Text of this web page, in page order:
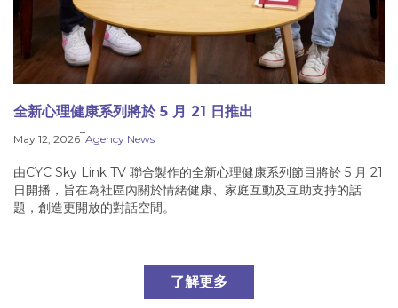
全新心理健康系列將於 5 月 21 日推出
May 12, 2026–Agency News
由CYC Sky Link TV 聯合製作的全新心理健康系列節目將於 5 月 21
日開播，旨在為社區內關於情緒健康、家庭互動及互助支持的話
題，創造更開放的對話空間。
了解更多